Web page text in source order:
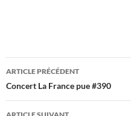
Navigation
des
articles
ARTICLE PRÉCÉDENT
Concert La France pue #390